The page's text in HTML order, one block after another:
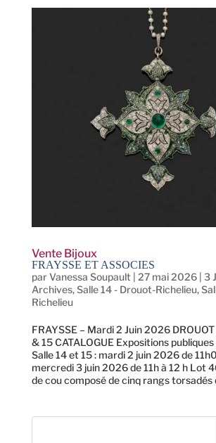
Vente Bijoux
FRAYSSE ET ASSOCIES
parVanessa Soupault 27 mai 2026| 3
Archives,Salle 14 - Drouot-Richelieu,
Richelieu
FRAYSSE – Mardi 2 Juin 2026
& 15 CATALOGUE Expositions publiques
Salle 14 et 15 : mardi 2 juin 2026 de
mercredi 3 juin 2026 de 11h à 12 h Lot
de cou composé de cinq rangs torsadés